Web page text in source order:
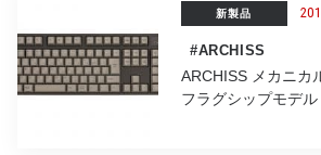
新製品
#ARCHISS
ARCHISS メカニカ
フラグシップモデ